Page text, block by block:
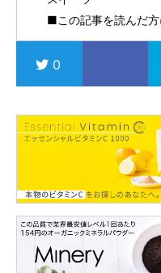
■この記事を読んだ
0